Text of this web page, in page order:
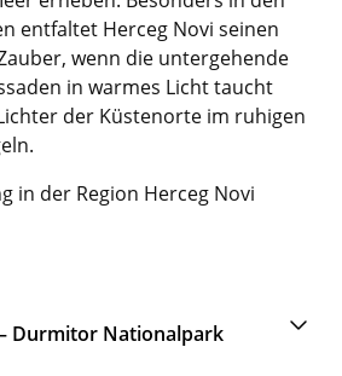
entfaltet Herceg Novi seinen
wenn die untergehende
in warmes Licht taucht
der Küstenorte im ruhigen
in der Region Herceg Novi
Durmitor Nationalpark